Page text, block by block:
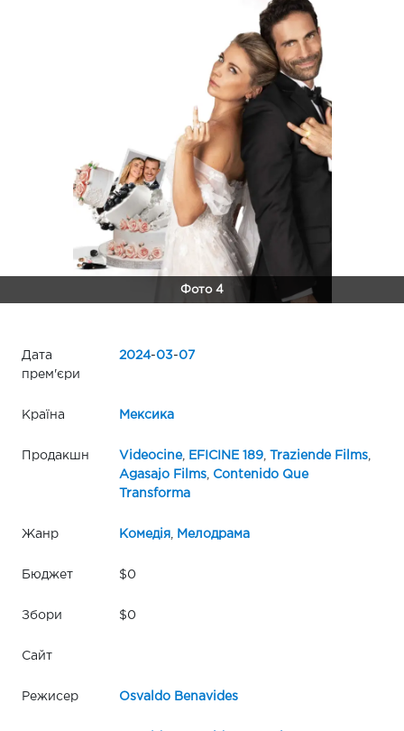
Фото 4
Дата
прем'єри
2024-03-07
Країна Мексика
Продакшн Videocine, EFICINE 189, Traziende Films,
Agasajo Films,
Contenido Que
Transforma
Жанр Комедія, Мелодрама
Бюджет $0
Збори $0
Сайт
Режисер Osvaldo Benavides